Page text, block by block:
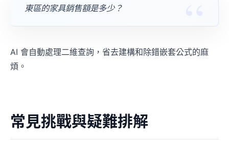
東區的家具銷售額是多少？
AI 會自動處理二維查詢，省去建構和除錯嵌套公式的麻
煩。
常見挑戰與疑難排解